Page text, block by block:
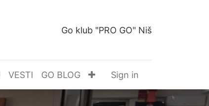
Go klub "PRO GO" Niš
VESTI GO BLOG Sign in